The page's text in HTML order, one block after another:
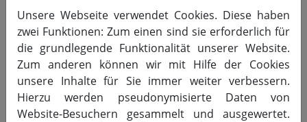
Unsere Webseite verwendet Cookies. Diese haben
zwei Funktionen: Zum einen sind sie erforderlich für
die grundlegende Funktionalität unserer Website.
Zum anderen können wir mit Hilfe der Cookies
unsere Inhalte für Sie immer weiter verbessern.
Hierzu werden pseudonymisierte Daten von
Website-Besuchern gesammelt und ausgewertet.